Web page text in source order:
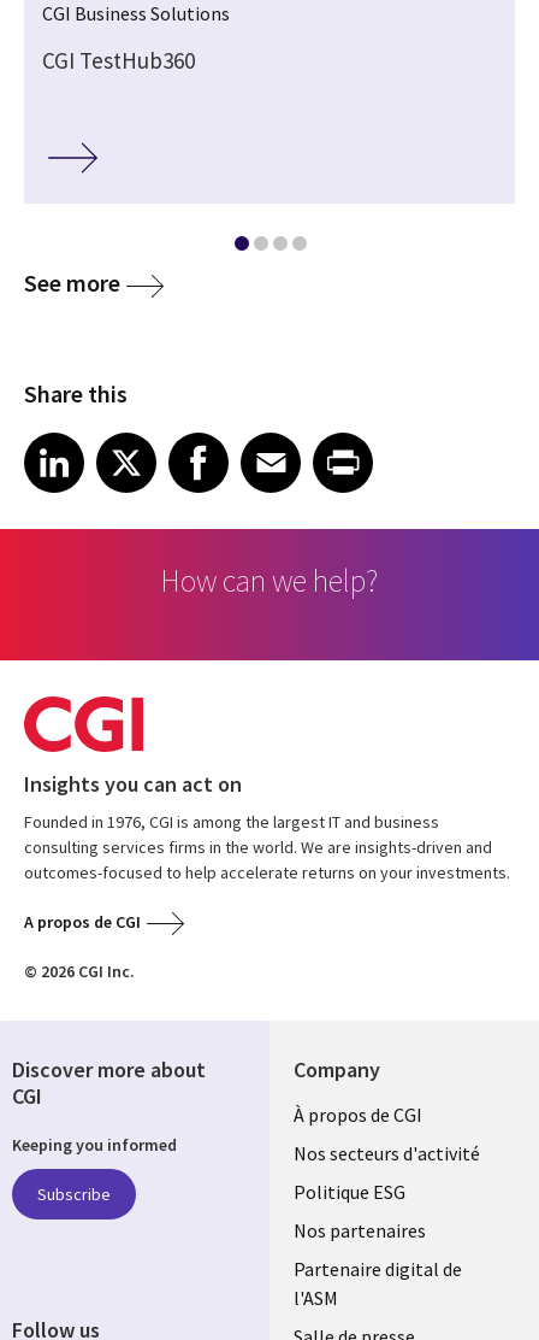
CGI Business Solutions
CGI TestHub360
See more
Share this
Share article on LinkedIn
LinkedIn
Share article on XShare article on Facebook
Facebook
Share article on Email
EmailShare article on Print
How can we help?
Insights you can act on
Founded in 1976, CGI is among the largest IT and business
consulting services firms in the world. We are insights-driven and
outcomes-focused to help accelerate returns on your investments.
A propos de CGI
© 2026 CGI Inc.
Company
Useful
links
FRANCE
À propos de CGI
Nos secteurs d'activité
Politique ESG
Nos partenaires
Partenaire digital de
l'ASM
Discover more about
CGI
Keeping you informed
Subscribe
Follow us